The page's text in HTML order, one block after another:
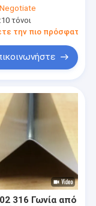
Negotiate
10 τόνοι
την πιο πρόσφατη
316 Γωνία από